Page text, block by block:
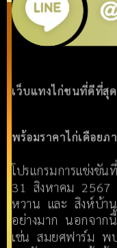
เว็บแทงไก่ชนที่ดีที่สุ
พร้อมราคาไก่เดือยภ
โปรแกรมการแข่งขั
31 สิงหาคม 2567
หวาน และ สิงห์บ้าน
อย่างมาก นอกจาก
เช่น สมยศฟาร์ม พ